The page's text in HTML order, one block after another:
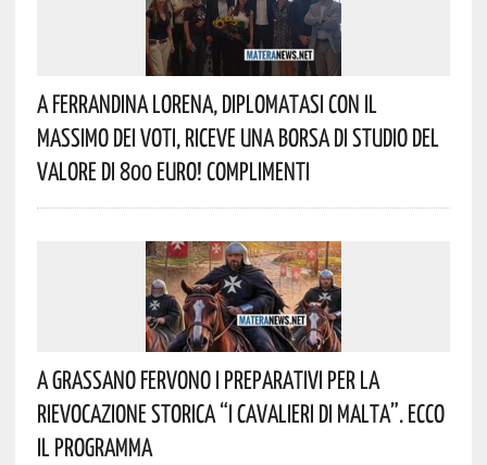
A Ferrandina Lorena, Diplomatasi Con Il
Massimo Dei Voti, Riceve Una Borsa Di Studio Del
Valore Di 800 Euro! Complimenti
A Grassano Fervono I Preparativi Per La
Rievocazione Storica “I CAVALIERI DI MALTA”. Ecco
Il Programma